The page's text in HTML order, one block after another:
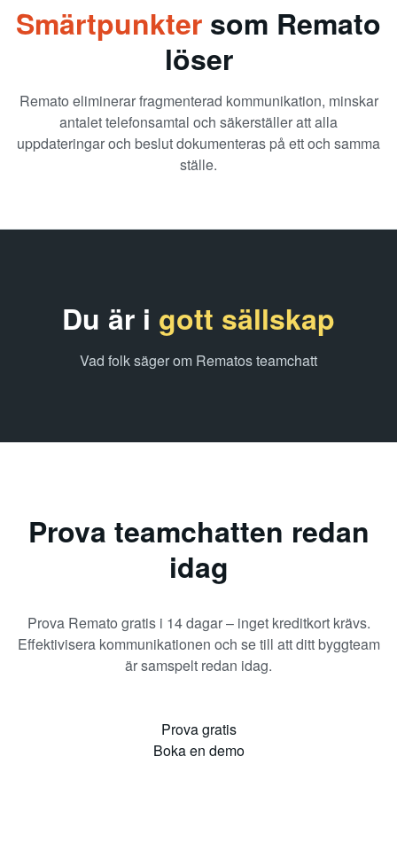
Smärtpunkter som Remato
löser
Remato eliminerar fragmenterad kommunikation, minskar
antalet telefonsamtal och säkerställer att alla
uppdateringar och beslut dokumenteras på ett och samma
ställe.
Du är i gott sällskap
Vad folk säger om Rematos teamchatt
Prova teamchatten redan
idag
Prova Remato gratis i 14 dagar – inget kreditkort krävs.
Effektivisera kommunikationen och se till att ditt byggteam
är samspelt redan idag.
Prova gratis
Boka en demo